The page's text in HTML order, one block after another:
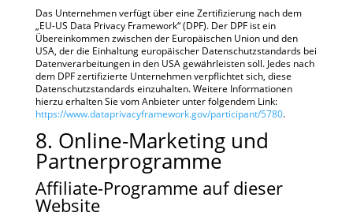
Das Unternehmen verfügt über eine Zertifizierung nach dem
„EU-US Data Privacy Framework“ (DPF). Der DPF ist ein
Übereinkommen zwischen der Europäischen Union und den
USA, der die Einhaltung europäischer Datenschutzstandards bei
Datenverarbeitungen in den USA gewährleisten soll. Jedes nach
dem DPF zertifizierte Unternehmen verpflichtet sich, diese
Datenschutzstandards einzuhalten. Weitere Informationen
hierzu erhalten Sie vom Anbieter unter folgendem Link:
https://www.dataprivacyframework.gov/participant/5780.
8. Online-Marketing und
Partner­programme
Affiliate-Programme auf dieser
Website